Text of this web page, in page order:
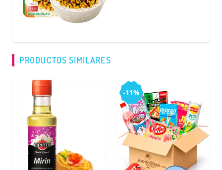
PRODUCTOS SIMILARES
-11%